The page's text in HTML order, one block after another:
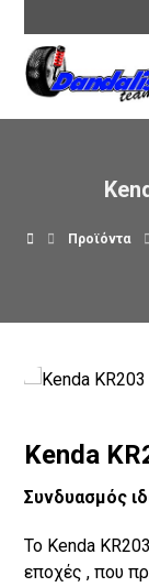
Προϊόντα
Kenda
Συνδυασμός
Το Kenda
εποχές , που